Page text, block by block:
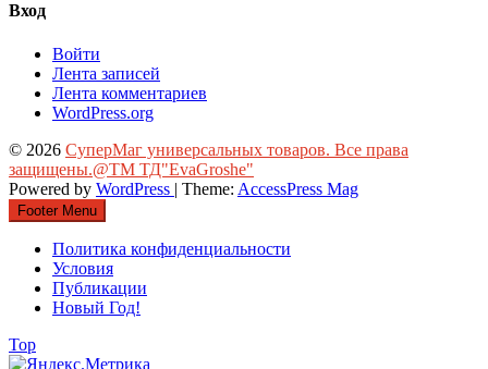
Вход
Войти
Лента записей
Лента комментариев
WordPress.org
© 2026 СуперМаг универсальных товаров. Все права
защищены.@ТМ ТД"EvaGroshe"
Powered by WordPress | Theme: AccessPress Mag
Footer Menu
Политика конфиденциальности
Условия
Публикации
Новый Год!
Top